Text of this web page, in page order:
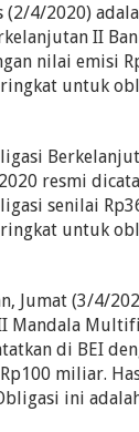
(2/4/2020)
II
nilai emisi
untuk
resmi
senilai
untuk
Jumat (3/4/
Mandala
di BEI
miliar.
ini